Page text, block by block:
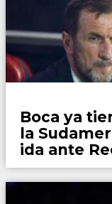
Boca ya
la
ida ante